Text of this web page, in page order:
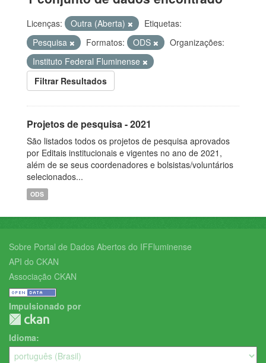
Licenças: Outra (Aberta)
Etiquetas:
Pesquisa
Formatos: ODS
Organizações:
Instituto Federal Fluminense
Filtrar Resultados
Projetos de pesquisa - 2021
São listados todos os projetos de pesquisa aprovados
por Editais institucionais e vigentes no ano de 2021,
além de se seus coordenadores e bolsistas/voluntários
selecionados...
ODS
Sobre Portal de Dados Abertos do IFFluminense
API do CKAN
Associação CKAN
Impulsionado por
Idioma